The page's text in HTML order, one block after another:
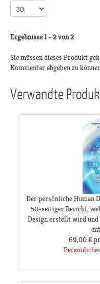
Ergebnisse 1 - 2 von 2
Sie müssen dieses Produkt
Kommentar abgeben zu
Verwandte
Der persönliche Human
50-seitiger Bericht,
Design erstellt wird
69,00 €